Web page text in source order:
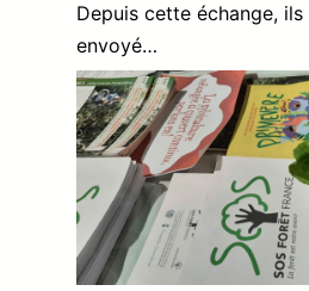
Depuis cette échange,
envoyé…